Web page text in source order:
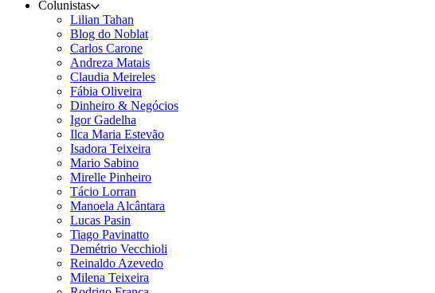
Colunistas
Lilian Tahan
Blog do Noblat
Carlos Carone
Andreza Matais
Claudia Meireles
Fábia Oliveira
Dinheiro & Negócios
Igor Gadelha
Ilca Maria Estevão
Isadora Teixeira
Mario Sabino
Mirelle Pinheiro
Tácio Lorran
Manoela Alcântara
Lucas Pasin
Tiago Pavinatto
Demétrio Vecchioli
Reinaldo Azevedo
Milena Teixeira